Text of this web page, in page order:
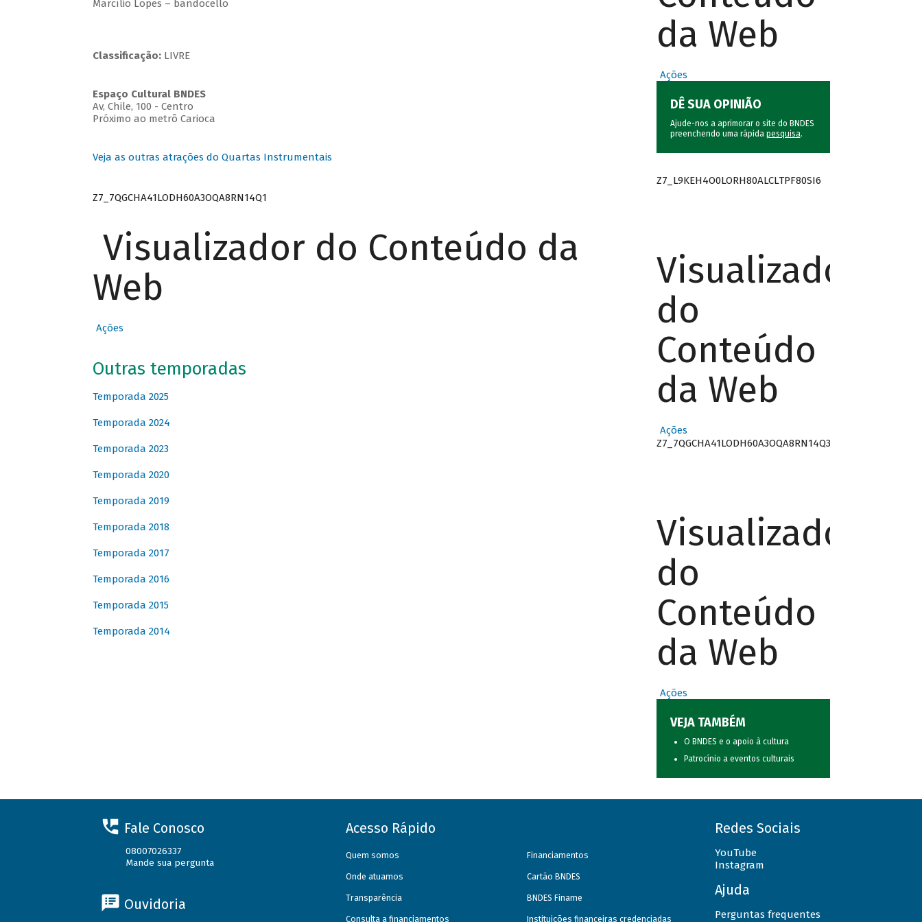
Marcílio Lopes – bandocello
Classificação: LIVRE
Espaço Cultural BNDES
Av, Chile, 100 - Centro
Próximo ao metrô Carioca
Veja as outras atrações do Quartas Instrumentais
Z7_7QGCHA41LODH60A3OQA8RN14Q1
Visualizador do Conteúdo da
Web
Ações
Outras temporadas
Temporada 2025
Temporada 2024
Temporada 2023
Temporada 2020
Temporada 2019
Temporada 2018
Temporada 2017
Temporada 2016
Temporada 2015
Temporada 2014
da Web
Ações
DÊ SUA OPINIÃO
Ajude-nos a aprimorar o site do BNDES
preenchendo uma rápida pesquisa.
Z7_L9KEH4O0LORH80ALCLTPF80SI6
Visualizador
do
Conteúdo
da Web
Ações
Z7_7QGCHA41LODH60A3OQA8RN14Q3
Visualizador
do
Conteúdo
da Web
Ações
VEJA TAMBÉM
O BNDES e o apoio à cultura
Patrocínio a eventos culturais
Fale Conosco
08007026337
Mande sua pergunta
Ouvidoria
Acesso Rápido
Quem somos
Onde atuamos
Transparência
Consulta a financiamentos
Financiamentos
Cartão BNDES
BNDES Finame
Instituições financeiras credenciadas
Redes Sociais
YouTube
Instagram
Ajuda
Perguntas frequentes